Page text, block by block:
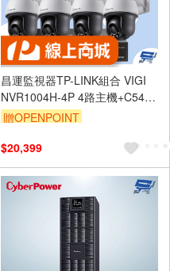
昌運監視器TP-LINK組合 VIGI
NVR1004H-4P 4路主機+C540-
W 4MP旋轉式無線監視器*4
贈OPENPOINT
$20,399